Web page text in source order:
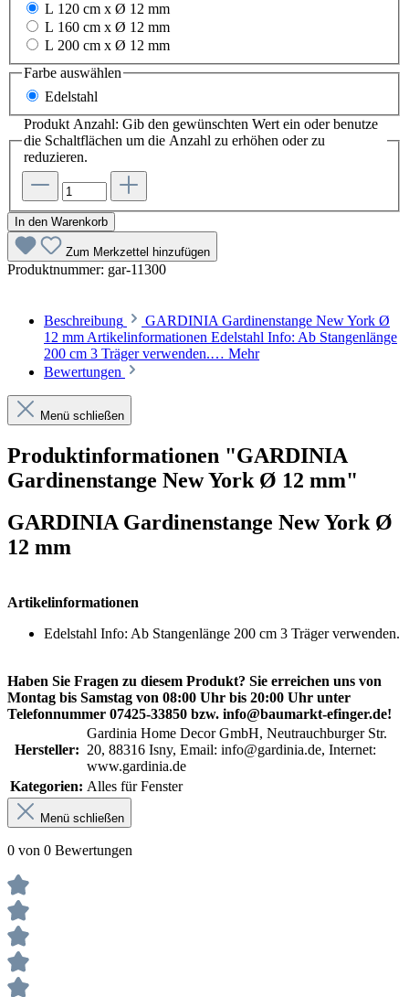
L 120 cm x Ø 12 mm
L 160 cm x Ø 12 mm
L 200 cm x Ø 12 mm
Farbe auswählen
Edelstahl
Produkt Anzahl: Gib den gewünschten Wert ein oder benutze
die Schaltflächen um die Anzahl zu erhöhen oder zu
reduzieren.
In den Warenkorb
Zum Merkzettel hinzufügen
Produktnummer: gar-11300
Beschreibung
GARDINIA Gardinenstange New York Ø
12 mm Artikelinformationen Edelstahl Info: Ab Stangenlänge
200 cm 3 Träger verwenden.… Mehr
Bewertungen
Menü schließen
Produktinformationen "GARDINIA
Gardinenstange New York Ø 12 mm"
GARDINIA Gardinenstange New York Ø
12 mm
Artikelinformationen
Edelstahl Info: Ab Stangenlänge 200 cm 3 Träger verwenden.
Haben Sie Fragen zu diesem Produkt? Sie erreichen uns von
Montag bis Samstag von 08:00 Uhr bis 20:00 Uhr unter
Telefonnummer 07425-33850 bzw. info@baumarkt-efinger.de!
Hersteller:
Gardinia Home Decor GmbH, Neutrauchburger Str.
20, 88316 Isny, Email: info@gardinia.de, Internet:
www.gardinia.de
Kategorien: Alles für Fenster
Menü schließen
0 von 0 Bewertungen